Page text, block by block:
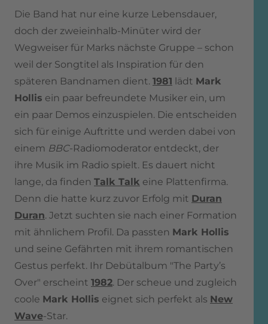
Die Band hat nur eine kurze Lebensdauer,
doch der zweieinhalb-Minüter wird der
Wegweiser für Marks nächste Gruppe – schon
weil der Songtitel als Inspiration für den
späteren Bandnamen dient. 1981 lädt Mark
Hollis ein paar befreundete Musiker ein, um
ein paar Demos einzuspielen. Die entscheiden
sich für einige Auftritte und werden dabei von
einem BBC-Radiomoderator entdeckt, der
ihre Musik im Radio spielt. Es dauert nicht
lange, da finden Talk Talk eine Plattenfirma.
Denn die hatte kurz zuvor Erfolg mit Duran
Duran. Jetzt suchten sie nach einer Formation
mit ähnlichem Profil. Da passten Mark Hollis
und seine Gefährten mit ihrem romantischen
Gestus perfekt. Ihr Debütalbum "The Party’s
Over" erscheint 1982. Der scheue und zugleich
coole Mark Hollis eignet sich perfekt als New
Wave-Star.